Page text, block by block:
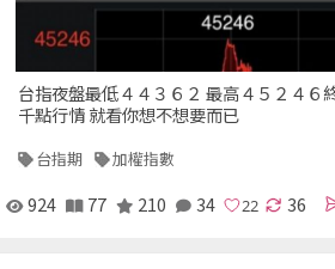
台指夜盤最低４４３６２ 最高４５２４６
千點行情 就看你想不想要而已
台指期 加權指數
924 77 210 34 36